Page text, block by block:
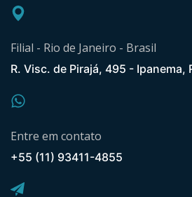
Filial - Rio de Janeiro - Brasil
R. Visc. de Pirajá, 495 - Ipanema,
Entre em contato
+55 (11) 93411-4855